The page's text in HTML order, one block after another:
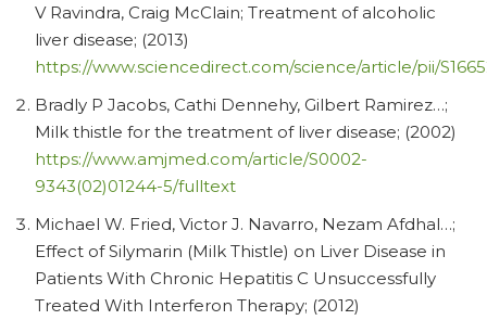
V Ravindra, Craig McClain; Treatment of alcoholic
liver disease; (2013)
https://www.sciencedirect.com/science/article/pii/
Bradly P Jacobs, Cathi Dennehy, Gilbert Ramirez…;
Milk thistle for the treatment of liver disease; (2002)
https://www.amjmed.com/article/S0002-
9343(02)01244-5/fulltext
Michael W. Fried, Victor J. Navarro, Nezam Afdhal…;
Effect of Silymarin (Milk Thistle) on Liver Disease in
Patients With Chronic Hepatitis C Unsuccessfully
Treated With Interferon Therapy; (2012)